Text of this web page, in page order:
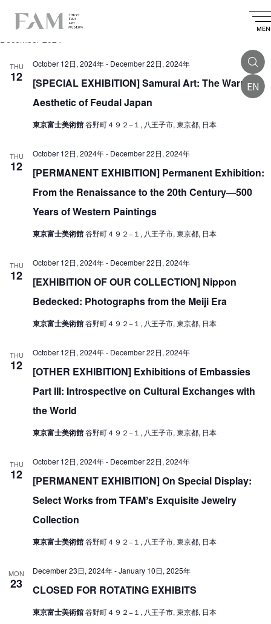
EN
e
t
r
c
V
N
a
t
i
h
E
v
n
t
V
N
L
i
t
2024.12.12 - 2025.03.24
lDecember 2024
THU
12
[SPECIAL EXHIBITION] Samurai Art: The Warrior
Aesthetic of Feudal Japan
October 12日, 2024年- December 22日, 2024年
東京富士美術館谷野町４９２−１, 八王子市, 東京都, 日本
THU
12
[PERMANENT EXHIBITION] Permanent Exhibition:
From the Renaissance to the 20th Century—500
Years of Western Paintings
October 12日, 2024年- December 22日, 2024年
東京富士美術館谷野町４９２−１, 八王子市, 東京都, 日本
THU
12
[EXHIBITION OF OUR COLLECTION] Nippon
Bedecked: Photographs from the Meiji Era
October 12日, 2024年- December 22日, 2024年
東京富士美術館谷野町４９２−１, 八王子市, 東京都, 日本
THU
12
[OTHER EXHIBITION] Exhibitions of Embassies
Part III: Introspective on Cultural Exchanges with
the World
October 12日, 2024年- December 22日, 2024年
東京富士美術館谷野町４９２−１, 八王子市, 東京都, 日本
THU
12
[PERMANENT EXHIBITION] On Special Display:
Select Works from TFAMʼs Exquisite Jewelry
Collection
October 12日, 2024年- December 22日, 2024年
東京富士美術館谷野町４９２−１, 八王子市, 東京都, 日本
MON
23 CLOSED FOR ROTATING EXHIBITS
December 23日, 2024年-January 10日, 2025年
東京富士美術館谷野町４９２−１, 八王子市, 東京都, 日本